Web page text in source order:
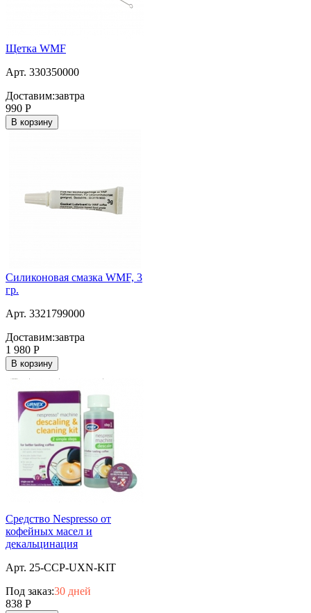
Щетка WMF
Арт. 330350000
Доставим:завтра
990 Р
В корзину
Силиконовая смазка WMF, 3
гр.
Арт. 3321799000
Доставим:завтра
1 980 Р
В корзину
Средство Nespresso от
кофейных масел и
декальцинация
Арт. 25-CCP-UXN-KIT
Под заказ:30 дней
838 Р